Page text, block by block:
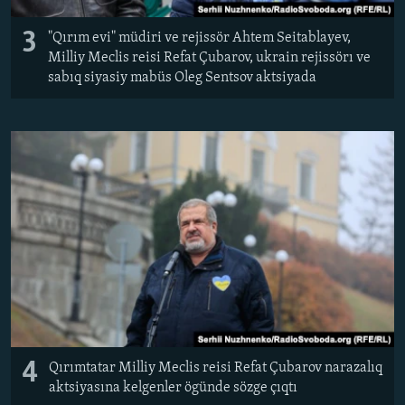
3
"Qırım evi" müdiri ve rejissör Ahtem Seitablayev,
Milliy Meclis reisi Refat Çubarov, ukrain rejissörı ve
sabıq siyasiy mabüs Oleg Sentsov aktsiyada​
4
​Qırımtatar Milliy Meclis reisi Refat Çubarov narazalıq
aktsiyasına kelgenler ögünde sözge çıqtı